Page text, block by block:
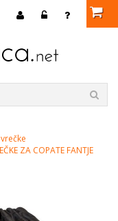
ZA COPATE FANTJE